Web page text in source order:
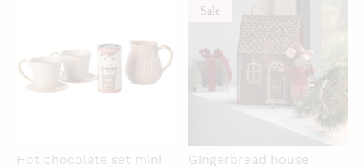
Hot chocolate set mini
Sale
Gingerbread house